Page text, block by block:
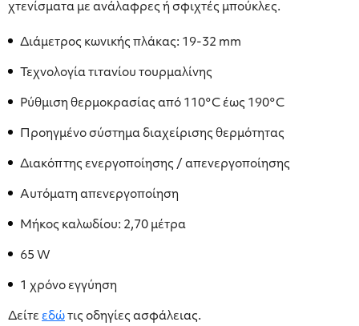
χτενίσματα με ανάλαφρες ή σφιχτές μπούκλες.
Διάμετρος κωνικής πλάκας: 19-32 mm
Τεχνολογία τιτανίου τουρμαλίνης
Ρύθμιση θερμοκρασίας από 110°C έως 190°C
Προηγμένο σύστημα διαχείρισης θερμότητας
Διακόπτης ενεργοποίησης / απενεργοποίησης
Αυτόματη απενεργοποίηση
Μήκος καλωδίου: 2,70 μέτρα
65 W
1 χρόνο εγγύηση
Δείτε εδώ τις οδηγίες ασφάλειας.